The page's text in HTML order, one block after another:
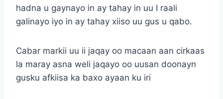
hadna u gaynayo in ay tahay in uu I raali
galinayo iyo in ay tahay xiiso uu gus u qabo.
Cabar markii uu ii jaqay oo macaan aan cirkaas
la maray asna weli jaqayo oo uusan doonayn
gusku afkiisa ka baxo ayaan ku iri